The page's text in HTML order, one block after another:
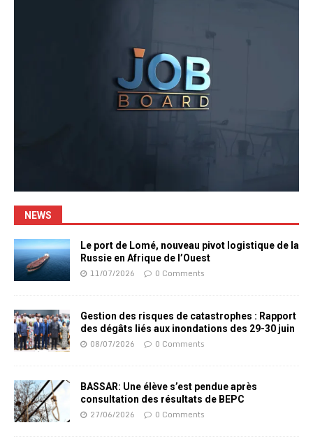
NEWS
Le port de Lomé, nouveau pivot logistique de la
Russie en Afrique de l’Ouest
11/07/2026 0 Comments
Gestion des risques de catastrophes : Rapport
des dégâts liés aux inondations des 29-30 juin
08/07/2026 0 Comments
BASSAR: Une élève s’est pendue après
consultation des résultats de BEPC
27/06/2026 0 Comments